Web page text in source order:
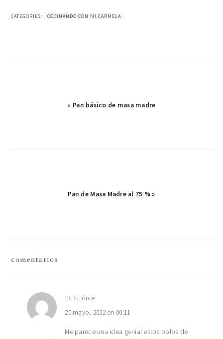
CATEGORIES: COCINANDO CON MI CARMELA
Publicación
« Pan básico de masa madre
Publicación
Pan de Masa Madre al 75 % »
interacciones
los
lectores
comentarios
Vicky dice
20 mayo, 2022 en 00:11
Me parece una idea genial estos polos de